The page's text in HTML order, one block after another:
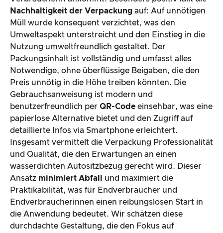
Nachhaltigkeit der Verpackung auf: Auf unnötigen
Müll wurde konsequent verzichtet, was den
Umweltaspekt unterstreicht und den Einstieg in die
Nutzung umweltfreundlich gestaltet. Der
Packungsinhalt ist vollständig und umfasst alles
Notwendige, ohne überflüssige Beigaben, die den
Preis unnötig in die Höhe treiben könnten. Die
Gebrauchsanweisung ist modern und
benutzerfreundlich per QR-Code einsehbar, was eine
papierlose Alternative bietet und den Zugriff auf
detaillierte Infos via Smartphone erleichtert.
Insgesamt vermittelt die Verpackung Professionalität
und Qualität, die den Erwartungen an einen
wasserdichten Autositzbezug gerecht wird. Dieser
Ansatz minimiert Abfall
und maximiert die
Praktikabilität, was für Endverbraucher und
Endverbraucherinnen einen reibungslosen Start in
die Anwendung bedeutet. Wir schätzen diese
durchdachte Gestaltung, die den Fokus auf